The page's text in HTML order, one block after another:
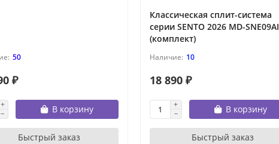
50
₽
В корзину
Быстрый заказ
Классическая сплит-система
серии SENTO 2026 MD-SNE09AI
(комплект)
10
18 890 ₽
В корзину
Быстрый заказ